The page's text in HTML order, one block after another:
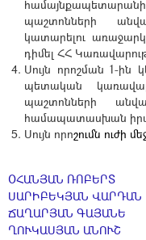
պաշտոնների
կատարելու
դիմել ՀՀ
Սույն որոշման 1-
պետական
պաշտոնների
համապատասխան
Սույն որոշումն ուժի
ՕՀԱՆՅԱՆ ՌՈԲԵՐՏ
ՍԱՐԻԲԵԿՅԱՆ ՎԱՐԴԱՆ
ՃԱՂԱՐՅԱՆ ԳԱՅԱՆԵ
ՂՈՒԿԱՍՅԱՆ ԱՆՈՒՇ